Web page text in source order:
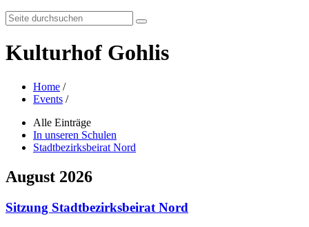
Search:
Kulturhof Gohlis
Home /
Events /
Alle Einträge
In unseren Schulen
Stadtbezirksbeirat Nord
August 2026
Sitzung Stadtbezirksbeirat Nord